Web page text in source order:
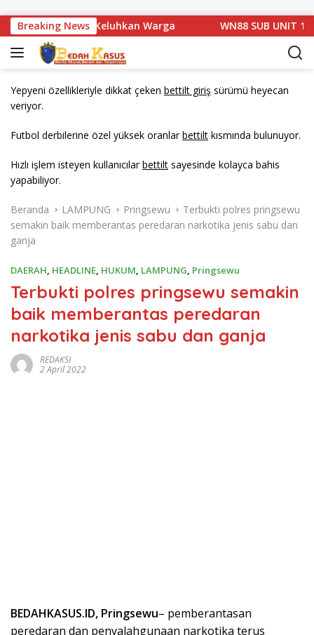
Breaking News
di Keluhkan Warga WN88 SUB UNIT 13
Yepyeni özellikleriyle dikkat çeken bettilt giriş sürümü heyecan
veriyor.
Futbol derbilerine özel yüksek oranlarbettilt kısmında bulunuyor.
Hızlı işlem isteyen kullanıcılarbettilt sayesinde kolayca bahis
yapabiliyor.
Beranda LAMPUNG Pringsewu
Terbukti polres pringsewu
semakin baik memberantas peredaran narkotika jenis sabu dan
ganja
DAERAH, HEADLINE, HUKUM, LAMPUNG, Pringsewu
Terbukti polres pringsewu semakin
baik memberantas peredaran
narkotika jenis sabu dan ganja
REDAKSI
2 April 2022
BEDAHKASUS.ID, Pringsewu– pemberantasan
peredaran dan penyalahgunaan narkotika terus